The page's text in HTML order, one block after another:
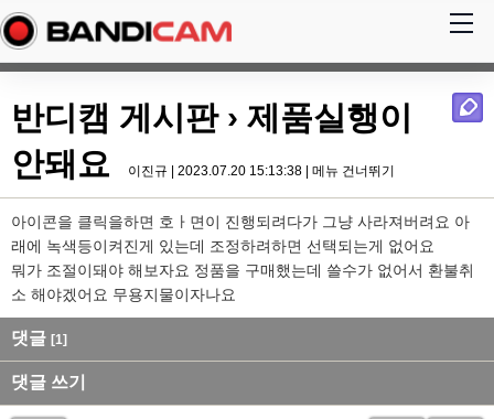
반디캠 게시판› 제품실행이
안돼요
이진규 | 2023.07.20 15:13:38 | 메뉴 건너뛰기
아이콘을 클릭을하면 호ㅏ면이 진행되려다가 그냥 사라져버려요 아
래에 녹색등이켜진게 있는데 조정하려하면 선택되는게 없어요
뭐가 조절이돼야 해보자요 정품을 구매했는데 쓸수가 없어서 환불취
소 해야겠어요 무용지물이자나요
댓글 [1]
댓글 쓰기